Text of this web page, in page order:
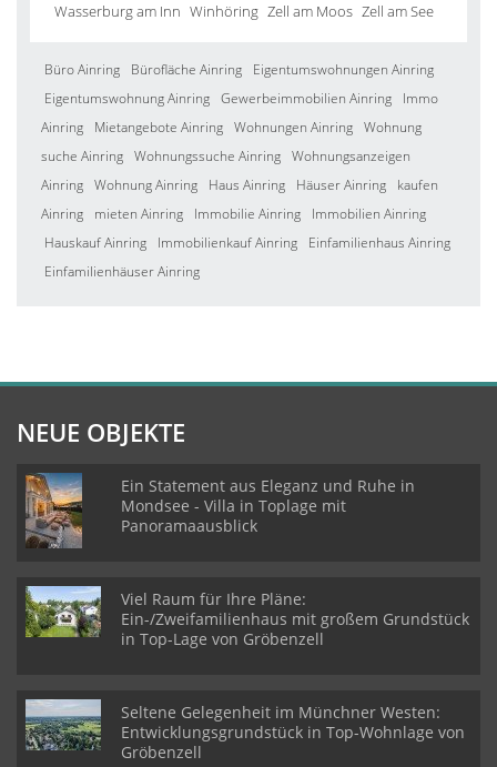
Wasserburg am Inn Winhöring Zell am Moos Zell am See
Büro Ainring Bürofläche Ainring
Eigentumswohnungen Ainring
Eigentumswohnung Ainring Gewerbeimmobilien Ainring
Immo
Ainring
Mietangebote Ainring Wohnungen Ainring Wohnung
suche Ainring Wohnungssuche Ainring Wohnungsanzeigen
Ainring Wohnung Ainring Haus Ainring Häuser Ainring
kaufen
Ainring
mieten Ainring Immobilie Ainring
Immobilien Ainring
Hauskauf Ainring
Immobilienkauf Ainring
Einfamilienhaus Ainring
Einfamilienhäuser Ainring
NEUE OBJEKTE
Ein Statement aus Eleganz und Ruhe in
Mondsee - Villa in Toplage mit
Panoramaausblick
Viel Raum für Ihre Pläne:
Ein-/Zweifamilienhaus mit großem Grundstück
in Top-Lage von Gröbenzell
Seltene Gelegenheit im Münchner Westen:
Entwicklungsgrundstück in Top-Wohnlage von
Gröbenzell